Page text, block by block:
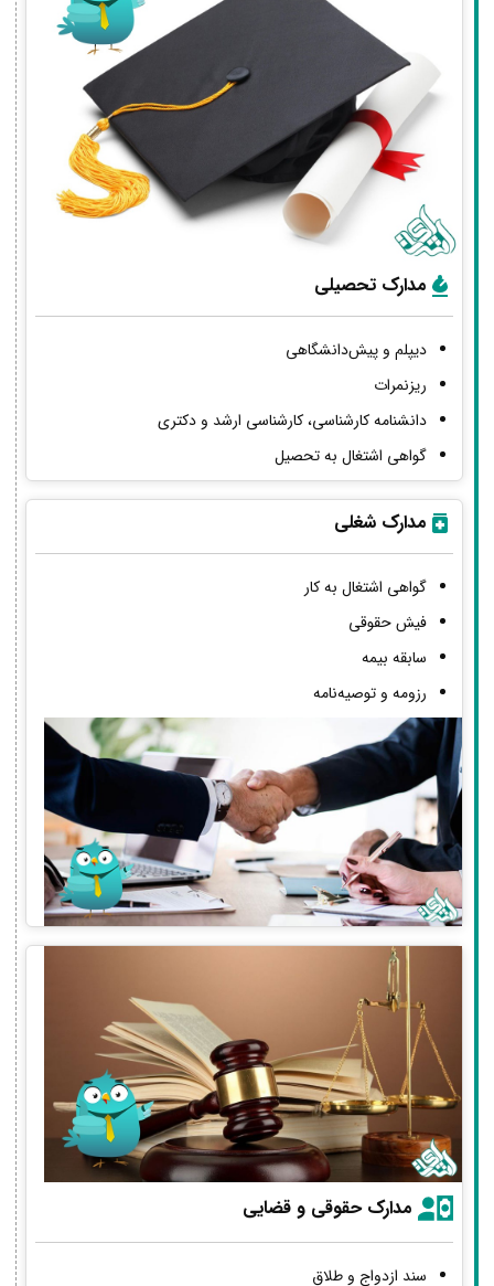
مدارک تحصیلی
دیپلم و پیش‌دانشگاهی
ریزنمرات
دانشنامه کارشناسی، کارشناسی ارشد و دکتری
گواهی اشتغال به تحصیل
مدارک شغلی
گواهی اشتغال به کار
فیش حقوقی
سابقه بیمه
رزومه و توصیه‌نامه
مدارک حقوقی و قضایی
سند ازدواج و طلاق